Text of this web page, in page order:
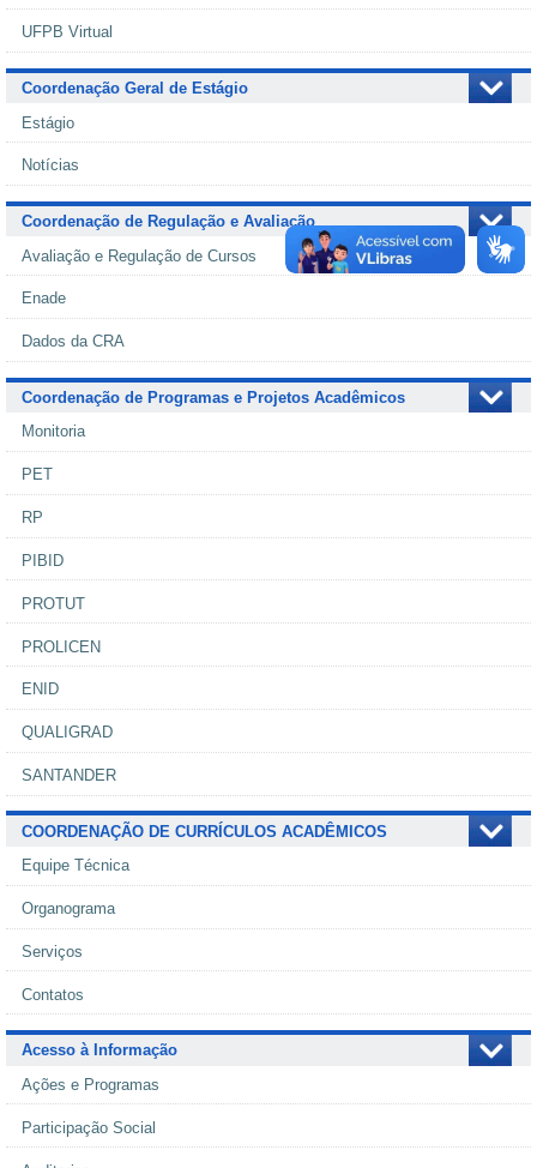
UFPB Virtual
Coordenação Geral de Estágio
Estágio
Notícias
Coordenação de Regulação e Avaliação
Avaliação e Regulação de Cursos
Enade
Dados da CRA
Coordenação de Programas e Projetos Acadêmicos
Monitoria
PET
RP
PIBID
PROTUT
PROLICEN
ENID
QUALIGRAD
SANTANDER
COORDENAÇÃO DE CURRÍCULOS ACADÊMICOS
Equipe Técnica
Organograma
Serviços
Contatos
Acesso à Informação
Ações e Programas
Participação Social